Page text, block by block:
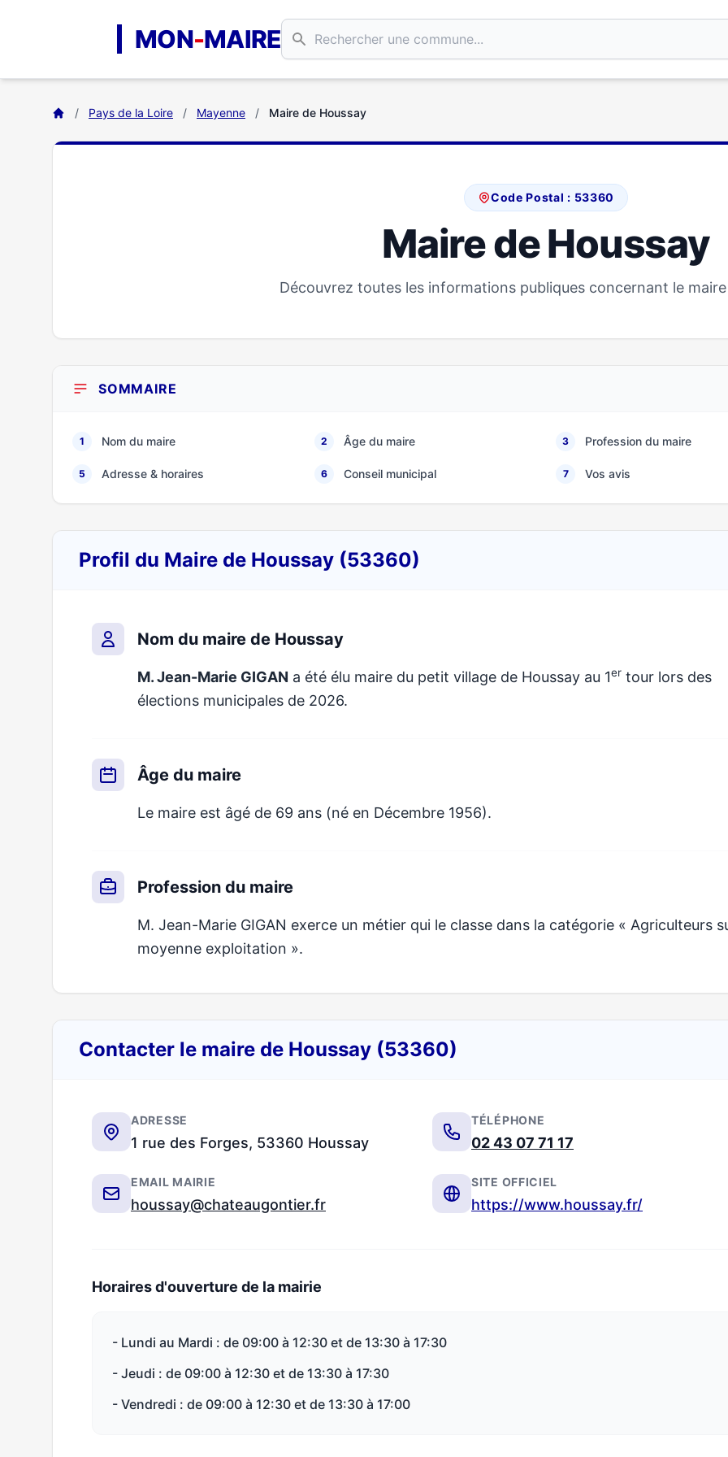
MON-MAIRE
/ Pays de la Loire / Mayenne / Maire de Houssay
Code Postal : 53360
Maire de Houssay
Découvrez toutes les informations publiques concernant le maire
SOMMAIRE
1 Nom du maire 2 Âge du maire 3 Profession du maire
5 Adresse & horaires 6 Conseil municipal 7 Vos avis
Profil du Maire de Houssay (53360)
Nom du maire de Houssay
M. Jean-Marie GIGAN a été élu maire du petit village de Houssay au 1er tour lors des
élections municipales de 2026.
Âge du maire
Le maire est âgé de 69 ans (né en Décembre 1956).
Profession du maire
M. Jean-Marie GIGAN exerce un métier qui le classe dans la catégorie « Agriculteurs
moyenne exploitation ».
Contacter le maire de Houssay (53360)
ADRESSE
1 rue des Forges, 53360 Houssay
TÉLÉPHONE
02 43 07 71 17
EMAIL MAIRIE
houssay@chateaugontier.fr
SITE OFFICIEL
https://www.houssay.fr/
Horaires d'ouverture de la mairie
- Lundi au Mardi : de 09:00 à 12:30 et de 13:30 à 17:30
- Jeudi : de 09:00 à 12:30 et de 13:30 à 17:30
- Vendredi : de 09:00 à 12:30 et de 13:30 à 17:00